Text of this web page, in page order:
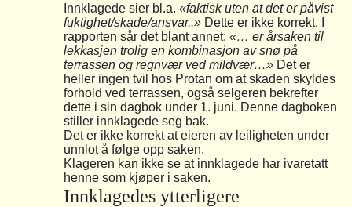
Innklagede sier bl.a.«faktisk uten at det er påvist
fuktighet/skade/ansvar..» Dette er ikke korrekt. I
rapporten sår det blant annet:«… er årsaken til
lekkasjen trolig en kombinasjon av snø på
terrassen og regnvær ved mildvær…» Det er
heller ingen tvil hos Protan om at skaden skyldes
forhold ved terrassen, også selgeren bekrefter
dette i sin dagbok under 1. juni. Denne dagboken
stiller innklagede seg bak.
Det er ikke korrekt at eieren av leiligheten under
unnlot å følge opp saken.
Klageren kan ikke se at innklagede har ivaretatt
henne som kjøper i saken.
Innklagedes ytterligere